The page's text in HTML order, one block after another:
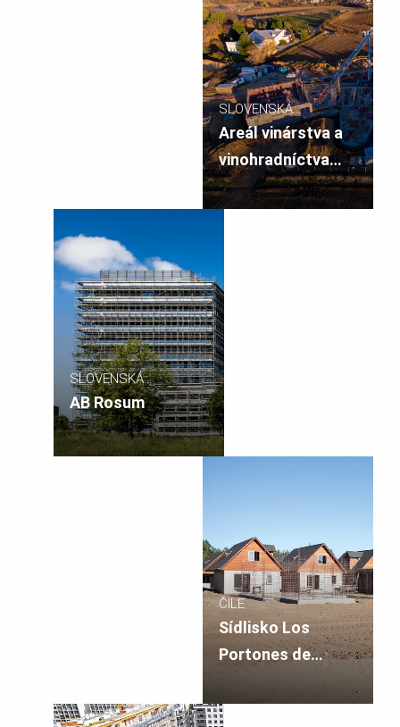
SLOVENSKÁ
REPUBLIKA
Areál vinárstva a
vinohradníctva
Predium
SLOVENSKÁ
REPUBLIKA
AB Rosum
ČILE
Sídlisko Los
Portones de